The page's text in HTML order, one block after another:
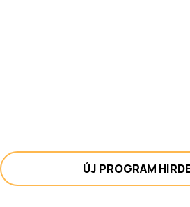
ÚJ PROGRAM